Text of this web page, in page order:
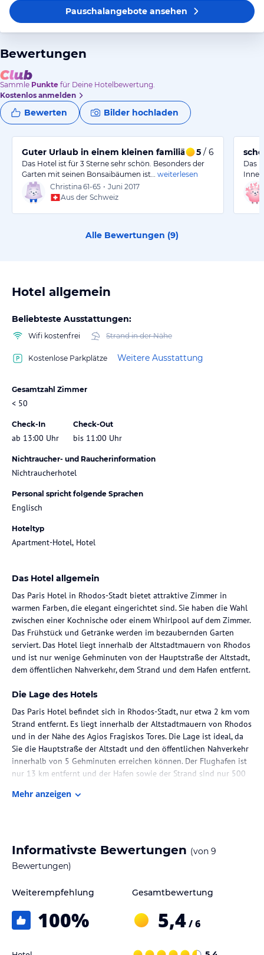
Pauschalangeboteansehen
Bewertungen
Sammle Punkte für Deine Hotelbewertung.
Kostenlos anmelden
Bewerten Bilder hochladen
Guter Urlaub in einem kleinen familiären Hotel
5 / 6
Das Hotel ist für 3 Sterne sehr schön. Besonders der
Garten mit seinen Bonsaibäumen ist…
weiterlesen
Christina 61-65 • Juni 2017
Aus der Schweiz
Das
Alle Bewertungen (9)
Hotel allgemein
Beliebteste Ausstattungen:
Wifi kostenfrei Strand in der Nähe
Kostenlose Parkplätze Weitere Ausstattung
Gesamtzahl Zimmer
< 50
Check-In
ab 13:00 Uhr
Check-Out
bis 11:00 Uhr
Nichtraucher- und Raucherinformation
Nichtraucherhotel
Personal spricht folgende Sprachen
Englisch
Hoteltyp
Apartment-Hotel, Hotel
Das Hotel allgemein
Das Paris Hotel in Rhodos-Stadt bietet attraktive Zimmer in
warmen Farben, die elegant eingerichtet sind. Sie haben die Wahl
zwischen einer Kochnische oder einem Whirlpool auf dem Zimmer.
Das Frühstück und Getränke werden im bezaubernden Garten
serviert. Das Hotel liegt innerhalb der Altstadtmauern von Rhodos
und ist nur wenige Gehminuten von der Hauptstraße der Altstadt,
dem öffentlichen Nahverkehr, dem Strand und dem Hafen entfernt.
Die Lage des Hotels
Das Paris Hotel befindet sich in Rhodos-Stadt, nur etwa 2 km vom
Strand entfernt. Es liegt innerhalb der Altstadtmauern von Rhodos
und in der Nähe des Agios Fragiskos Tores. Die Lage ist ideal, da
Sie die Hauptstraße der Altstadt und den öffentlichen Nahverkehr
innerhalb von 5 Gehminuten erreichen können. Der Flughafen ist
nur 13 km entfernt und der Hafen sowie der Strand sind nur 500
Klimaanlage, einen Kühlschrank und einen Fernseher. Sie haben
die Wahl zwischen einer Kochnische oder einem Whirlpool auf
Dusche, Badewanne und Whirlwanne, Hausschuhe, ein
gehört ebenfalls zum Standard.
Mehr anzeigen
Informativste Bewertungen (von 9
Bewertungen)
Weiterempfehlung
100%
Gesamtbewertung
5,4/ 6